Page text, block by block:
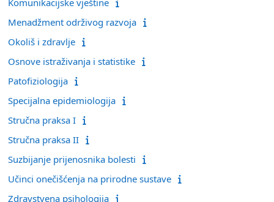
Menadžment održivog razvoja
Okoliš i zdravlje
Osnove istraživanja i statistike
Patofiziologija
Specijalna epidemiologija
Stručna praksa I
Stručna praksa II
Suzbijanje prijenosnika bolesti
Učinci onečišćenja na prirodne sustave
Zdravstvena psihologija